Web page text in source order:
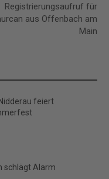
Registrierungsaufruf für
aus Offenbach am
Main
feiert
schlägt Alarm